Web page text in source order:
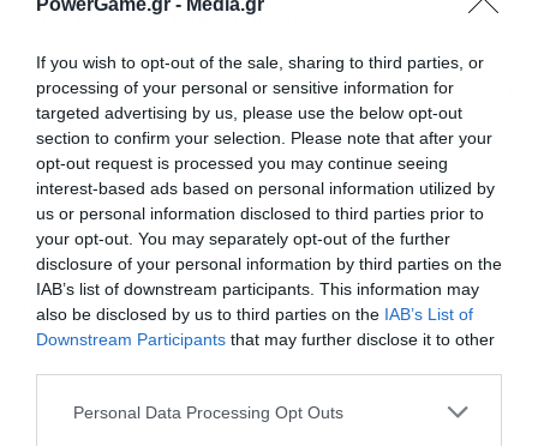
PowerGame.gr - Media.gr
If you wish to opt-out of the sale, sharing to third parties, or
processing of your personal or sensitive information for
targeted advertising by us, please use the below opt-out
section to confirm your selection. Please note that after your
opt-out request is processed you may continue seeing
interest-based ads based on personal information utilized by
us or personal information disclosed to third parties prior to
your opt-out. You may separately opt-out of the further
disclosure of your personal information by third parties on the
IAB’s list of downstream participants. This information may
also be disclosed by us to third parties on the IAB’s List of
Downstream Participants that may further disclose it to other
Personal Data Processing Opt Outs
Ανάκαμψης -και αυτό αποτελούσε μια πάγια
ελληνική θέση. Αναμένουμε την περαιτέρω
εξειδίκευση των προτάσεων αυτών, και σήμερα
αλλά κυρίως στο επόμενο Ευρωπαϊκό
Συμβούλιο.
Στους κρίσιμους καιρούς στους οποίους ζούμε, η
στρατηγική αυτονομία της Ευρωπαϊκής Ένωσης
πρέπει να αποτελεί αδιαπραγμάτευτη
προτεραιότητα.